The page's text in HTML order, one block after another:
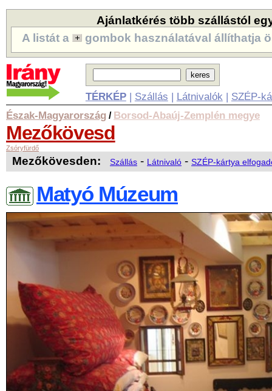
Ajánlatkérés több szállástól
A listát a
gombok használatával állíthatja
TÉRKÉP| Szállás | Látnivalók | SZÉP-
Észak-Magyarország / Borsod-Abaúj-Zemplén megye
Mezőkövesd
Zsóryfürdő
Mezőkövesden: Szállás - Látnivaló - SZÉP-kártya
Matyó Múzeum